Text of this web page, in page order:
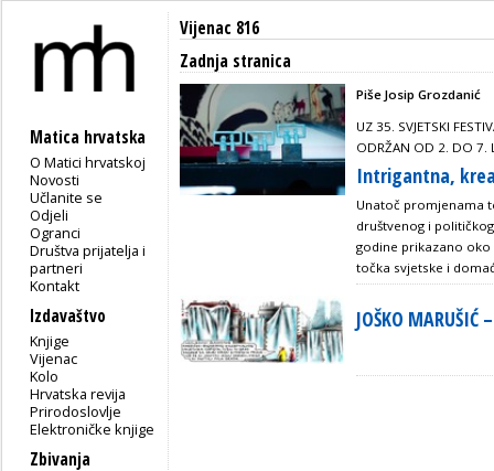
Matica hrvatska
O Matici hrvatskoj
Novosti
Učlanite se
Odjeli
Ogranci
Društva prijatelja i
partneri
Kontakt
Izdavaštvo
Knjige
Vijenac
Kolo
Hrvatska revija
Prirodoslovlje
Elektroničke knjige
Zbivanja
Vijenac 816
Zadnja stranica
Piše Josip Grozdanić
UZ 35. SVJETSKI
ODRŽAN OD 2. DO 7.
Intrigantna,
Unatoč promjenama
društvenog i
godine prikazano
točka svjetske i
JOŠKO MARUŠIĆ